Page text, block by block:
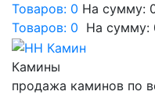
Товаров: 0 На сумму:
Товаров: 0 На сумму:
Камины
продажа каминов по